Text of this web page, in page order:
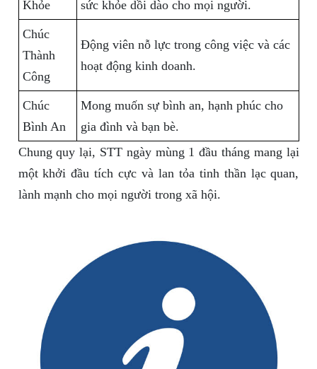
Khỏe
sức khỏe dồi dào cho mọi người.
Chúc
Thành
Công
Động viên nỗ lực trong công việc và các
hoạt động kinh doanh.
Chúc
Bình An
Mong muốn sự bình an, hạnh phúc cho
gia đình và bạn bè.
Chung quy lại, STT ngày mùng 1 đầu tháng mang lại
một khởi đầu tích cực và lan tỏa tinh thần lạc quan,
lành mạnh cho mọi người trong xã hội.